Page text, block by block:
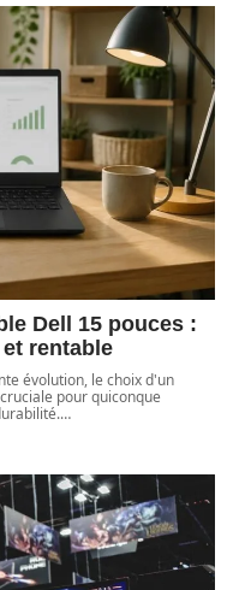
Dell 15 pouces :
rentable
évolution, le choix d'un
pour quiconque
…